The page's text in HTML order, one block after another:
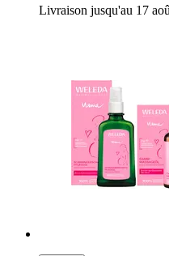
Livraison jusqu'au 17